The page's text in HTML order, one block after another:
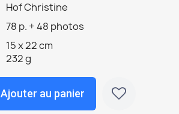
Hof Christine
78 p. + 48 photos
15 x 22 cm
232 g
Ajouter au panier